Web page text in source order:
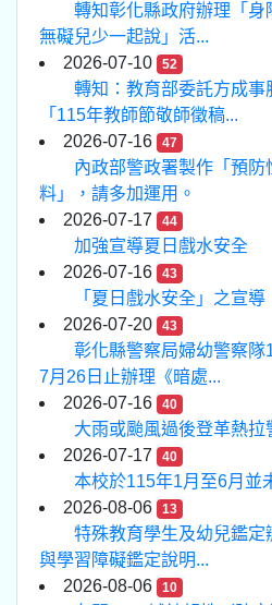
轉知彰化縣政府辦理「
無礙兒少一起說」活...
2026-07-10
52
轉知：教育部委託方成事
「115年教師節敬師徵稿...
2026-07-16
47
內政部警政署製作「預防
料」，請多加運用。
2026-07-17
44
加強宣導夏日戲水安全
2026-07-16
43
「夏日戲水安全」之宣導
2026-07-20
43
彰化縣警察局婦幼警察
7月26日止辦理《暗處...
2026-07-16
40
大雨或颱風過後登革熱拉
2026-07-17
40
本校於115年1月至6月並
2026-08-06
13
特殊教育學生及幼兒鑑定
與學習障礙鑑定說明...
2026-08-06
10